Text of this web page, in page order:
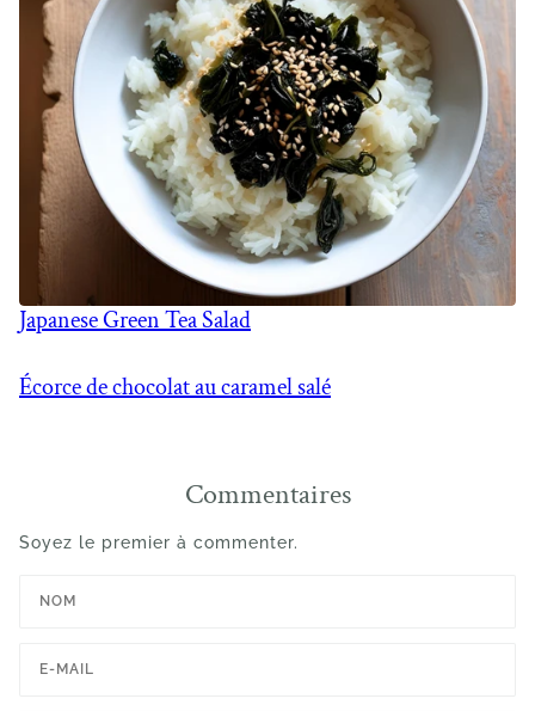
Japanese Green Tea Salad
Écorce de chocolat au caramel salé
Commentaires
Soyez le premier à commenter.